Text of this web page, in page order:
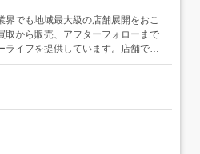
界でも地域最大級の店舗展開をおこ
取から販売、アフターフォローまで
ライフを提供しています。店舗で来
ーム管理、営業サポート、書類作成
ら少しずつ成長できますよ!<仕事内